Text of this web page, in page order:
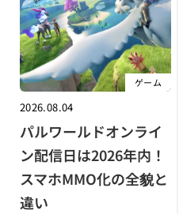
ゲーム
2026.08.04
パルワールドオンライ
ン配信日は2026年内！
スマホMMO化の全貌と
違い